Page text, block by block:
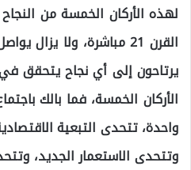
لهذه الأركان الخمسة من
القرن 21 مباشرة، ولا يزال
يرتاحون إلى أي نجاح يتحقق
الأركان الخمسة، فما بالك
واحدة، تتحدى التبعية
وتتحدى الاستعمار الجديد،